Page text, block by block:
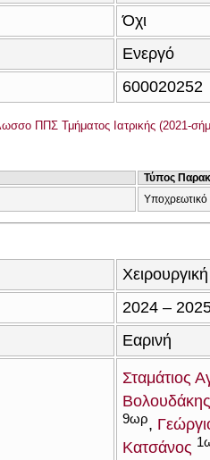
Όχι
Ενεργό
600020252
ΠΠΣ Τμήματος Ιατρικής (2021-
Τύπος
Υποχρεωτικό
2024 –
Εαρινή
Σταμάτιος
Βολουδάκης
9ωρ
Κατσάνος